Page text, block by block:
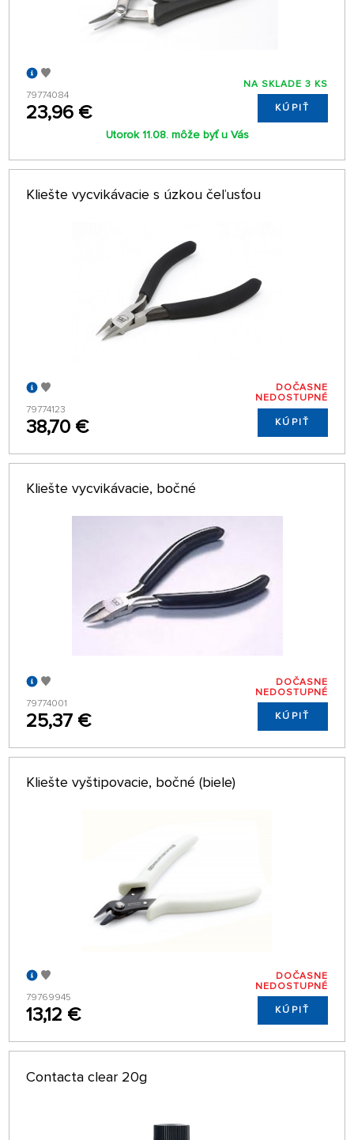
79774084
23,96 €
NA SKLADE 3 KS
KÚPIŤ
Utorok 11.08. môže byť u Vás
Kliešte vycvikávacie s úzkou čeľusťou
79774123
38,70 €
DOČASNE
NEDOSTUPNÉ
KÚPIŤ
Kliešte vycvikávacie, bočné
79774001
25,37 €
DOČASNE
NEDOSTUPNÉ
KÚPIŤ
Kliešte vyštipovacie, bočné (biele)
79769945
13,12 €
DOČASNE
NEDOSTUPNÉ
KÚPIŤ
Contacta clear 20g